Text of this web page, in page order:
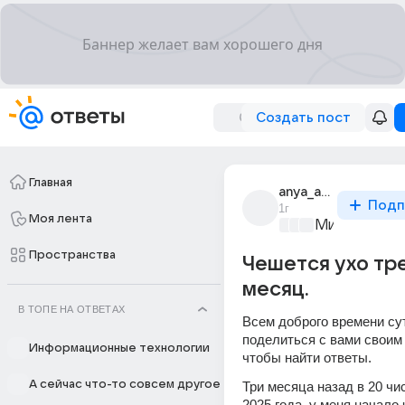
Создать пост
Главная
Моя лента
Пространства
В ТОПЕ НА ОТВЕТАХ
Информационные технологии
А сейчас что-то совсем другое
anya_anya_1073
1г
Мир
Чешется ухо
месяц.
Всем доброго времени
поделиться с вами
чтобы найти ответы.
Три месяца назад в 20